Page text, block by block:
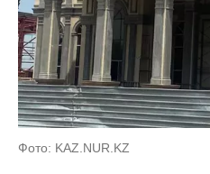
Фото: KAZ.NUR.KZ